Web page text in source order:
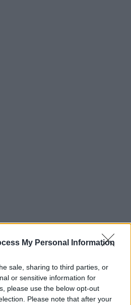
My Personal Information
sale, sharing to third parties, or
or sensitive information for
please use the below opt-out
Please note that after your